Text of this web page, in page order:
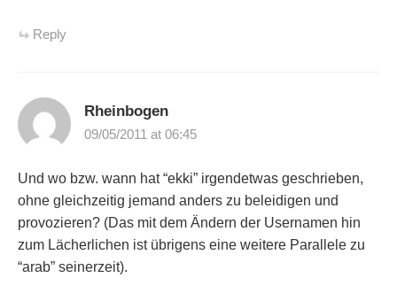
Reply
Rheinbogen
09/05/2011 at 06:45
Und wo bzw. wann hat “ekki” irgendetwas geschrieben,
ohne gleichzeitig jemand anders zu beleidigen und
provozieren? (Das mit dem Ändern der Usernamen hin
zum Lächerlichen ist übrigens eine weitere Parallele zu
“arab” seinerzeit).